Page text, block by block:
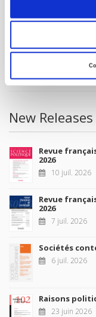
Future
La France et
4 sept. 2026
New Releases
Revue
2026
10 juil. 2026
Revue
2026
7 juil. 2026
Sociétés
6 juil. 2026
Raisons
23 juin 2026